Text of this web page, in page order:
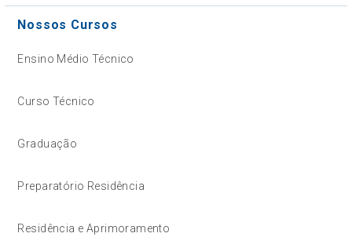
Nossos Cursos
Ensino Médio Técnico
Curso Técnico
Graduação
Preparatório Residência
Residência e Aprimoramento